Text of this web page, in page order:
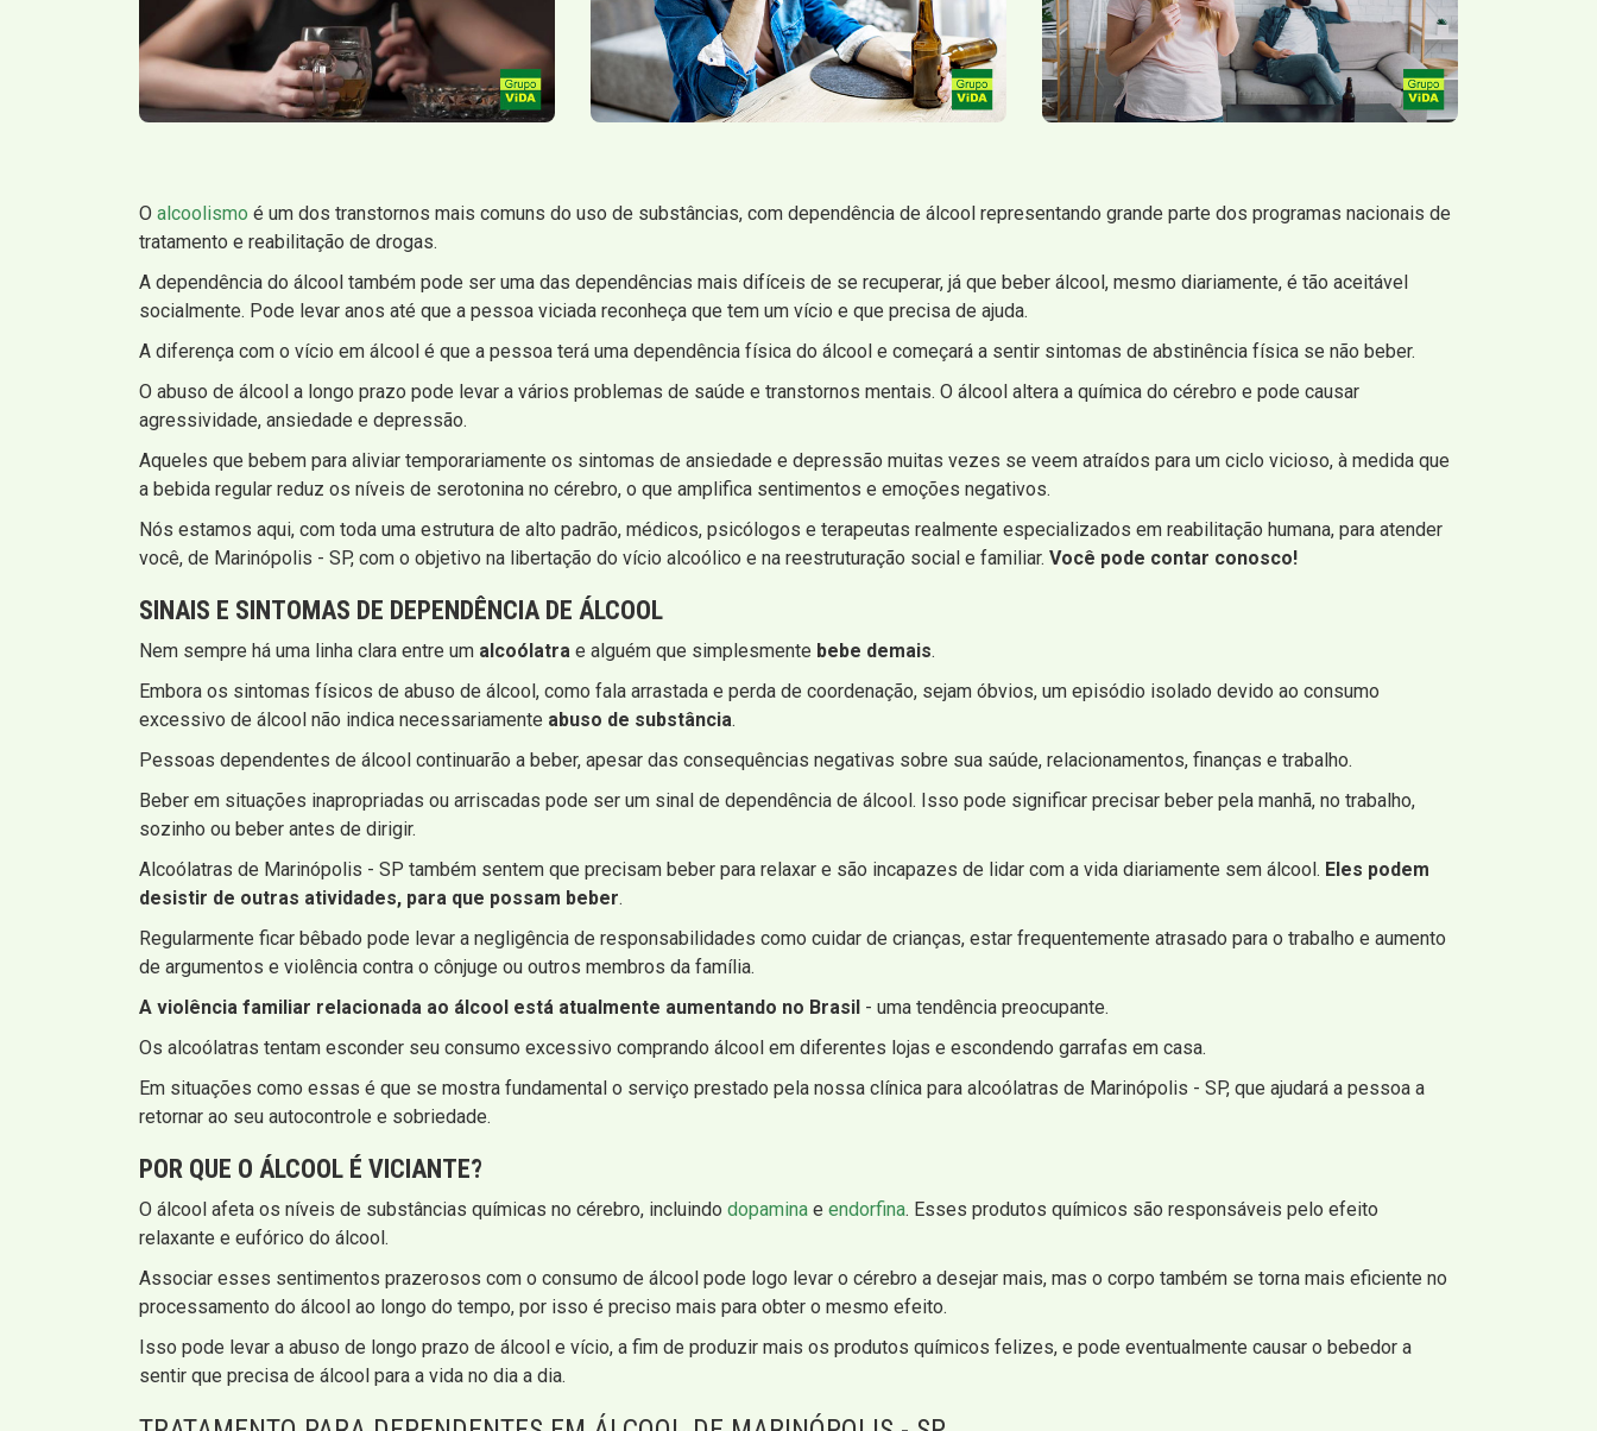
O alcoolismo é um dos transtornos mais comuns do uso de substâncias, com dependência de álcool representando grande parte dos programas nacionais de
tratamento e reabilitação de drogas.
A dependência do álcool também pode ser uma das dependências mais difíceis de se recuperar, já que beber álcool, mesmo diariamente, é tão aceitável
socialmente. Pode levar anos até que a pessoa viciada reconheça que tem um vício e que precisa de ajuda.
A diferença com o vício em álcool é que a pessoa terá uma dependência física do álcool e começará a sentir sintomas de abstinência física se não beber.
O abuso de álcool a longo prazo pode levar a vários problemas de saúde e transtornos mentais. O álcool altera a química do cérebro e pode causar
agressividade, ansiedade e depressão.
Aqueles que bebem para aliviar temporariamente os sintomas de ansiedade e depressão muitas vezes se veem atraídos para um ciclo vicioso, à medida que
a bebida regular reduz os níveis de serotonina no cérebro, o que amplifica sentimentos e emoções negativos.
Nós estamos aqui, com toda uma estrutura de alto padrão, médicos, psicólogos e terapeutas realmente especializados em reabilitação humana, para atender
você, de Marinópolis - SP, com o objetivo na libertação do vício alcoólico e na reestruturação social e familiar. Você pode contar conosco!
SINAIS E SINTOMAS DE DEPENDÊNCIA DE ÁLCOOL
Nem sempre há uma linha clara entre um alcoólatra e alguém que simplesmente bebe demais.
Embora os sintomas físicos de abuso de álcool, como fala arrastada e perda de coordenação, sejam óbvios, um episódio isolado devido ao consumo
excessivo de álcool não indica necessariamente abuso de substância.
Pessoas dependentes de álcool continuarão a beber, apesar das consequências negativas sobre sua saúde, relacionamentos, finanças e trabalho.
Beber em situações inapropriadas ou arriscadas pode ser um sinal de dependência de álcool. Isso pode significar precisar beber pela manhã, no trabalho,
sozinho ou beber antes de dirigir.
Alcoólatras de Marinópolis - SP também sentem que precisam beber para relaxar e são incapazes de lidar com a vida diariamente sem álcool. Eles podem
desistir de outras atividades, para que possam beber.
Regularmente ficar bêbado pode levar a negligência de responsabilidades como cuidar de crianças, estar frequentemente atrasado para o trabalho e aumento
de argumentos e violência contra o cônjuge ou outros membros da família.
A violência familiar relacionada ao álcool está atualmente aumentando no Brasil - uma tendência preocupante.
Os alcoólatras tentam esconder seu consumo excessivo comprando álcool em diferentes lojas e escondendo garrafas em casa.
Em situações como essas é que se mostra fundamental o serviço prestado pela nossa clínica para alcoólatras de Marinópolis - SP, que ajudará a pessoa a
retornar ao seu autocontrole e sobriedade.
POR QUE O ÁLCOOL É VICIANTE?
O álcool afeta os níveis de substâncias químicas no cérebro, incluindo dopamina e endorfina. Esses produtos químicos são responsáveis ​​pelo efeito
relaxante e eufórico do álcool.
Associar esses sentimentos prazerosos com o consumo de álcool pode logo levar o cérebro a desejar mais, mas o corpo também se torna mais eficiente no
processamento do álcool ao longo do tempo, por isso é preciso mais para obter o mesmo efeito.
Isso pode levar a abuso de longo prazo de álcool e vício, a fim de produzir mais os produtos químicos felizes, e pode eventualmente causar o bebedor a
sentir que precisa de álcool para a vida no dia a dia.